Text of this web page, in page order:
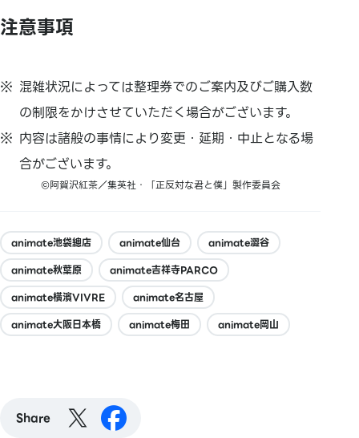
注意事項
混雑状況によっては整理券でのご案内及びご購入数
の制限をかけさせていただく場合がございます。
内容は諸般の事情により変更・延期・中止となる場
合がございます。
©阿賀沢紅茶／集英社・「正反対な君と僕」製作委員会
animate池袋總店 animate仙台
animate澀谷
animate秋葉原
animate吉祥寺PARCO
animate橫濱VIVRE
animate名古屋
animate大阪日本橋
animate梅田 animate岡山
Share